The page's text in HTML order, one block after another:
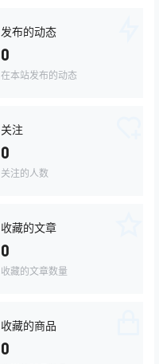
发布的动态
0
在本站发布的动态
关注
0
关注的人数
收藏的文章
0
收藏的文章数量
收藏的商品
0